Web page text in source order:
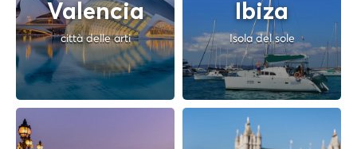
Valencia
città delle arti
Ibiza
Isola del sole